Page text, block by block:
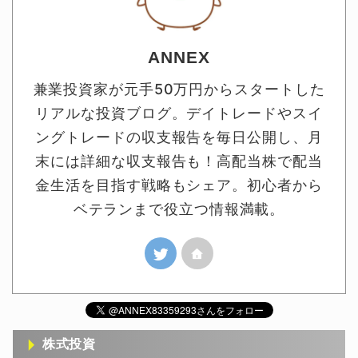
ANNEX
兼業投資家が元手50万円からスタートした
リアルな投資ブログ。デイトレードやスイ
ングトレードの収支報告を毎日公開し、月
末には詳細な収支報告も！高配当株で配当
金生活を目指す戦略もシェア。初心者から
ベテランまで役立つ情報満載。
株式投資